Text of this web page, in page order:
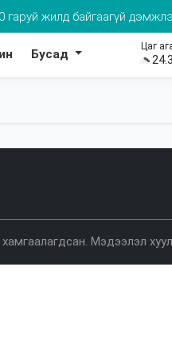
жилд байгаагүй
шаардлагатай
Бусад
Цаг
Мэдээлэл